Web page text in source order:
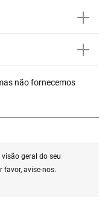
não fornecemos
geral do seu
favor, avise-nos.